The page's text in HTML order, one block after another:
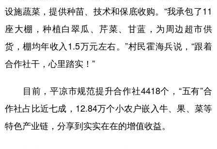
设施蔬菜，提供种苗、技术和保底收购。“我承包了11
座大棚，种植白翠瓜、芹菜、甘蓝，为周边超市供
货，棚均年收入1.5万元左右。”村民霍海兵说，“跟着
合作社干，心里踏实！”
目前，平凉市规范提升合作社4418个，“五有”合
作社占比近七成，12.84万个小农户嵌入牛、果、菜等
特色产业链，分享到实实在在的增值收益。